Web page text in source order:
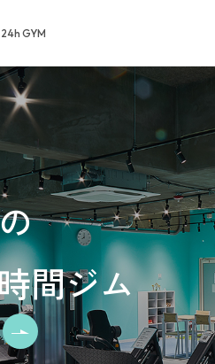
GYM
トップページ
お知らせ
ゾネスタイムズ
無料体験・見学予約
ご予約から無料体験・見学
料金案内
入会手続きのご案内
間ジム